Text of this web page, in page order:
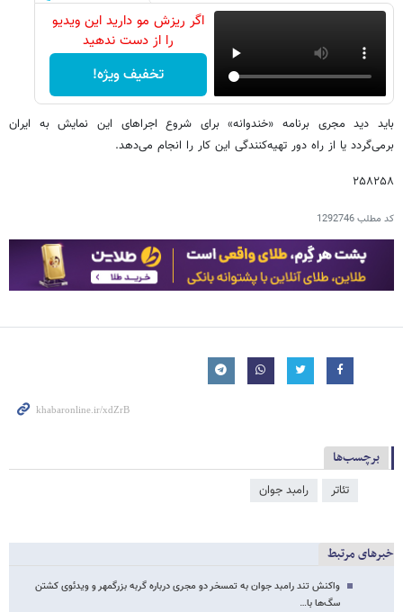
اگر ریزش مو دارید این ویدیو
را از دست ندهید
تخفیف ویژه!
باید دید مجری برنامه «خندوانه» برای شروع اجراهای این نمایش به ایران
برمی‌گردد یا از راه دور تهیه‌کنندگی این کار را انجام می‌دهد.
۲۵۸۲۵۸
کد مطلب1292746
برچسب‌ها
تئاتر رامبد جوان
خبرهای مرتبط
واکنش تند رامبد جوان به تمسخر دو مجری درباره گربه بزرگمهر و ویدئوی کشتن
سگ‌ها با…